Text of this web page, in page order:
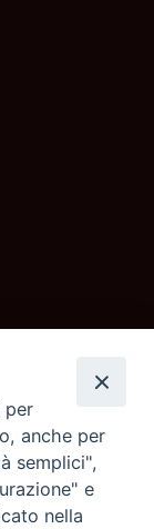
per
anche per
semplici",
e
nella